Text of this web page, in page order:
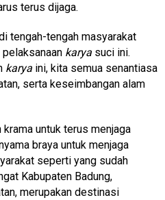
terus dijaga.
tengah-tengah masyarakat
karya suci ini.
karya ini, kita semua senantiasa
serta keseimbangan alam
untuk terus menjaga
braya untuk menjaga
seperti yang sudah
Kabupaten Badung,
merupakan destinasi